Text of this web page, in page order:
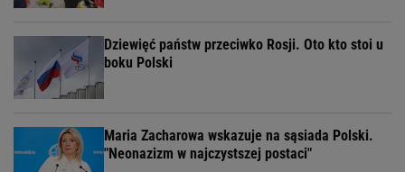
Dziewięć państw przeciwko Rosji. Oto kto stoi u
boku Polski
Maria Zacharowa wskazuje na sąsiada Polski.
"Neonazizm w najczystszej postaci"